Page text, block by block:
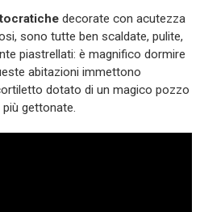
decorate con acutezza
sono tutte ben scaldate, pulite,
piastrellati: è magnifico dormire
abitazioni immettono
dotato di un magico pozzo
gettonate.